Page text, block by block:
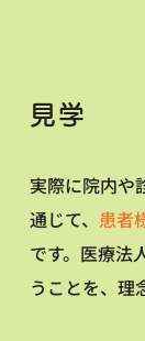
見学
実際に院内や
通じて、 患者
です。 医療法
うことを、理